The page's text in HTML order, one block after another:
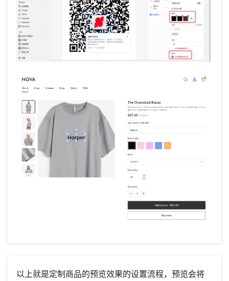
以上就是定制商品的预览效果的设置流程，预览会将